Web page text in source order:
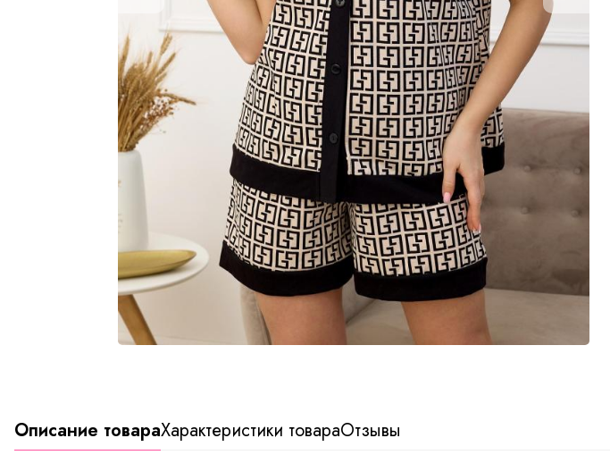
Описание товараХарактеристики товараОтзывы